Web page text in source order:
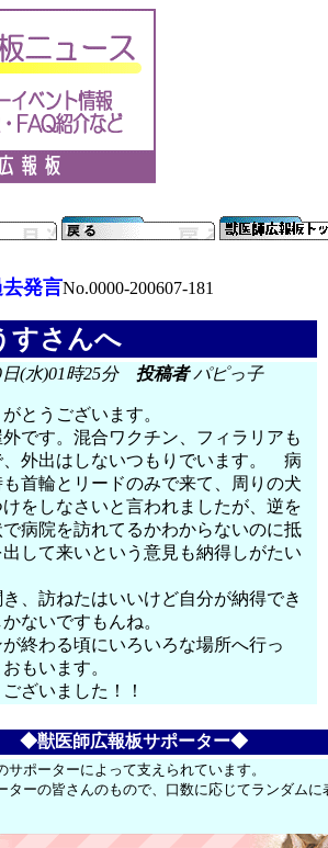
発言No.0000-200607-181
すさんへ
(水)01時25分 投稿者パピっ子
とうございます。
です。混合ワクチン、フィラリアも
、外出はしないつもりでいます。 病
首輪とリードのみで来て、周りの犬
をしなさいと言われましたが、逆を
病院を訪れてるかわからないのに抵
して来いという意見も納得しがたい
、訪ねたはいいけど自分が納得でき
ないですもんね。
終わる頃にいろいろな場所へ行っ
おもいます。
ざいました！！
◆獣医師広報板サポーター◆
サポーターによって支えられています。
ターの皆さんのもので、口数に応じてランダムに